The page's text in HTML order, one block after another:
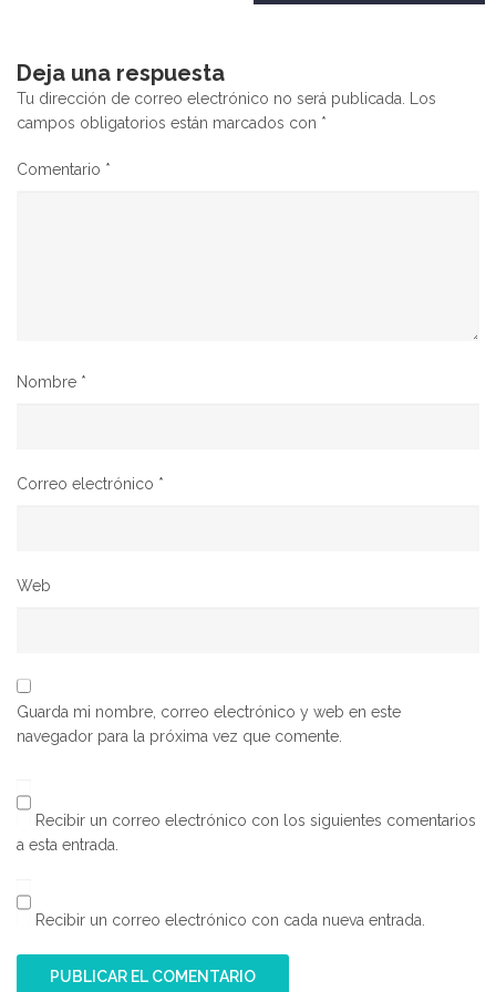
Deja una respuesta
Tu dirección de correo electrónico no será publicada.
Los
campos obligatorios están marcados con *
Comentario *
Nombre *
Correo electrónico *
Web
Guarda mi nombre, correo electrónico y web en este
navegador para la próxima vez que comente.
Recibir un correo electrónico con los siguientes comentarios
a esta entrada.
Recibir un correo electrónico con cada nueva entrada.